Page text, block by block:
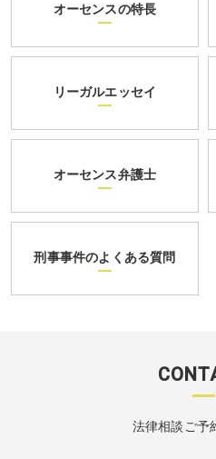
オーセンスの特長
リーガルエッセイ
オーセンス弁護士
刑事事件のよくある質問
法律相談ご予